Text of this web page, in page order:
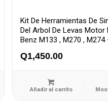
Kit De Herramientas De
Del Arbol De Levas Motor
Benz M133 , M270 , M274
Q1,450.00
Añadir al carrito